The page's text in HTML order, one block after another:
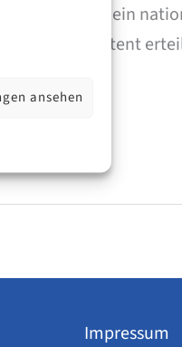
ansehen
durch ein
Patent
Impressum